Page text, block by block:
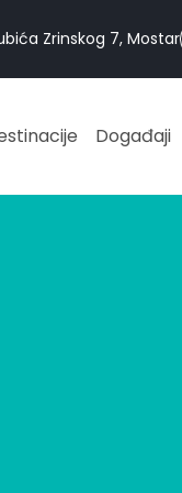
Zrinskog 7, Mostar
Događaji